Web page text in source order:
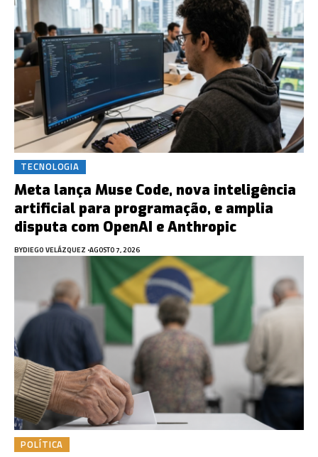
TECNOLOGIA
Meta lança Muse Code, nova inteligência
artificial para programação, e amplia
disputa com OpenAI e Anthropic
BYDIEGO VELÁZQUEZ AGOSTO 7, 2026
POLÍTICA